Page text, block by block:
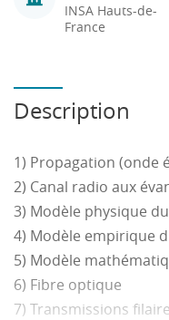
INSA Hauts-de-
France
Description
1) Propagation (onde
2) Canal radio aux
3) Modèle physique
4) Modèle empirique
5) Modèle
6) Fibre optique
7) Transmissions